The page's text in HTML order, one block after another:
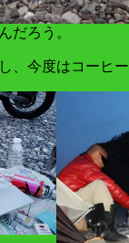
だろう。
、今度はコーヒー